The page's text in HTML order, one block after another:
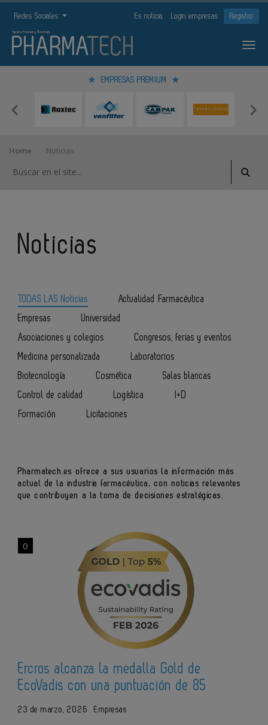
Redes Sociales Es noticia Login empresas Registro
EMPRESAS PREMIUM
Home Noticias
Noticias
TODAS LAS Noticias
Actualidad Farmacéutica
Empresas
Universidad
Asociaciones y colegios
Congresos, ferias y eventos
Medicina personalizada
Laboratorios
Biotecnología
Cosmética
Salas blancas
Control de calidad
Logística
I+D
Formación
Licitaciones
Pharmatech.es ofrece a sus usuarios la información más
actual de la industria farmacéutica, con noticias relevantes
que contribuyen a la toma de decisiones estratégicas.
0
Ercros alcanza la medalla Gold de
EcoVadis con una puntuación de 85
23 de marzo, 2026 Empresas